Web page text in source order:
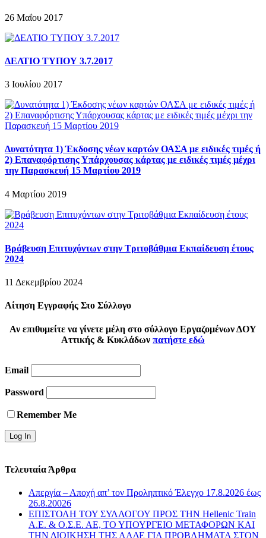
26 Μαΐου 2017
ΔΕΛΤΙΟ ΤΥΠΟΥ 3.7.2017
3 Ιουλίου 2017
Δυνατότητα 1) Έκδοσης νέων καρτών ΟΑΣΑ με ειδικές τιμές ή
2) Επαναφόρτισης Υπάρχουσας κάρτας με ειδικές τιμές μέχρι
την Παρασκευή 15 Μαρτίου 2019
4 Μαρτίου 2019
Βράβευση Επιτυχόντων στην Τριτοβάθμια Εκπαίδευση έτους
2024
11 Δεκεμβρίου 2024
Αίτηση Εγγραφής Στο Σύλλογο
Αν επιθυμείτε να γίνετε μέλη στο σύλλογο Εργαζομένων ΔΟΥ
Αττικής & Κυκλάδων πατήστε εδώ
Email
Password
Remember Me
Τελευταία Άρθρα
Απεργία – Αποχή απ’ τον Προληπτικό Έλεγχο 17.8.2026 έως
26.8.20026
ΕΠΙΣΤΟΛΗ ΤΟΥ ΣΥΛΛΟΓΟΥ ΠΡΟΣ ΤΗΝ Hellenic Train
Α.Ε. & Ο.Σ.Ε. ΑΕ, ΤΟ ΥΠΟΥΡΓΕΙΟ ΜΕΤΑΦΟΡΩΝ ΚΑΙ
ΤΗΝ ΔΙΟΙΚΗΣΗ ΤΗΣ ΑΑΔΕ ΓΙΑ ΠΡΟΒΛΗΜΑΤΑ ΣΤΟΝ